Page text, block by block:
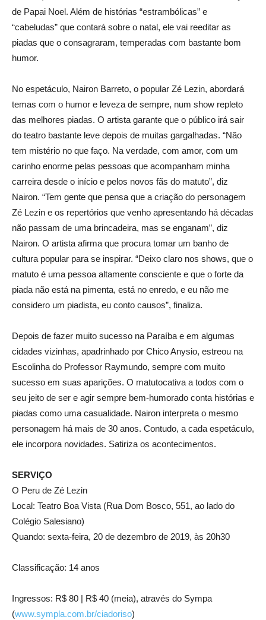
de Papai Noel. Além de histórias “estrambólicas” e
“cabeludas” que contará sobre o natal, ele vai reeditar as
piadas que o consagraram, temperadas com bastante bom
humor.
No espetáculo, Nairon Barreto, o popular Zé Lezin, abordará
temas com o humor e leveza de sempre, num show repleto
das melhores piadas. O artista garante que o público irá sair
do teatro bastante leve depois de muitas gargalhadas. “Não
tem mistério no que faço. Na verdade, com amor, com um
carinho enorme pelas pessoas que acompanham minha
carreira desde o início e pelos novos fãs do matuto”, diz
Nairon. “Tem gente que pensa que a criação do personagem
Zé Lezin e os repertórios que venho apresentando há décadas
não passam de uma brincadeira, mas se enganam”, diz
Nairon. O artista afirma que procura tomar um banho de
cultura popular para se inspirar. “Deixo claro nos shows, que o
matuto é uma pessoa altamente consciente e que o forte da
piada não está na pimenta, está no enredo, e eu não me
considero um piadista, eu conto causos”, finaliza.
Depois de fazer muito sucesso na Paraíba e em algumas
cidades vizinhas, apadrinhado por Chico Anysio, estreou na
Escolinha do Professor Raymundo, sempre com muito
sucesso em suas aparições. O matutocativa a todos com o
seu jeito de ser e agir sempre bem-humorado conta histórias e
piadas como uma casualidade. Nairon interpreta o mesmo
personagem há mais de 30 anos. Contudo, a cada espetáculo,
ele incorpora novidades. Satiriza os acontecimentos.
SERVIÇO
O Peru de Zé Lezin
Local: Teatro Boa Vista (Rua Dom Bosco, 551, ao lado do
Colégio Salesiano)
Quando: sexta-feira, 20 de dezembro de 2019, às 20h30
Classificação: 14 anos
Ingressos: R$ 80 | R$ 40 (meia), através do Sympa
(www.sympla.com.br/ciadoriso)